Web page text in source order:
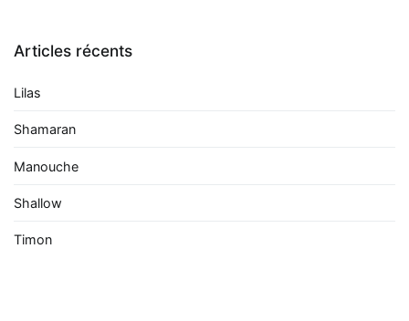
Articles récents
Lilas
Shamaran
Manouche
Shallow
Timon